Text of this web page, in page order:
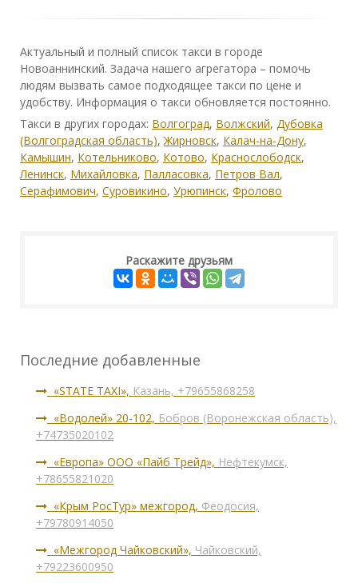
Актуальный и полный список такси в городе
Новоаннинский. Задача нашего агрегатора – помочь
людям вызвать самое подходящее такси по цене и
удобству. Информация о такси обновляется постоянно.
Такси в других городах: Волгоград, Волжский, Дубовка
(Волгоградская область),Жирновск, Калач-на-Дону,
Камышин, Котельниково, Котово, Краснослободск,
Ленинск, Михайловка, Палласовка, Петров Вал,
Серафимович, Суровикино, Урюпинск, Фролово
Раскажите друзьям
Последние добавленные
«STATE TAXI», Казань, +79655868258
«Водолей» 20-102, Бобров (Воронежская область),
+74735020102
«Европа» ООО «Пайб Трейд», Нефтекумск,
+78655821020
«Крым РосТур» межгород, Феодосия,
+79780914050
«Межгород Чайковский», Чайковский,
+79223600950